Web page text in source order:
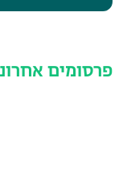
פרסומים